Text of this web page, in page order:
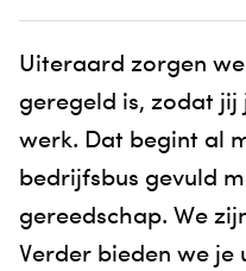
Uiteraard zorgen
geregeld is, zodat
werk. Dat begint al
bedrijfsbus gevuld
gereedschap. We
Verder bieden we je